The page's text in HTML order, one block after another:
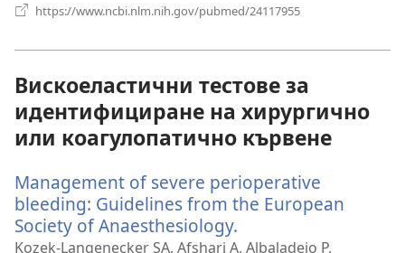
https://www.ncbi.nlm.nih.gov/pubmed/24117955
Вискоеластични тестове за
идентифициране на хирургично
или коагулопатично кървене
Management of severe perioperative
bleeding: Guidelines from the European
Society of Anaesthesiology.
нов
Kozek-Langenecker SA, Afshari A, Albaladejo P,